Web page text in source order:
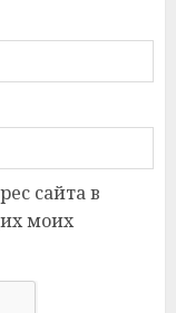
сайта в
моих